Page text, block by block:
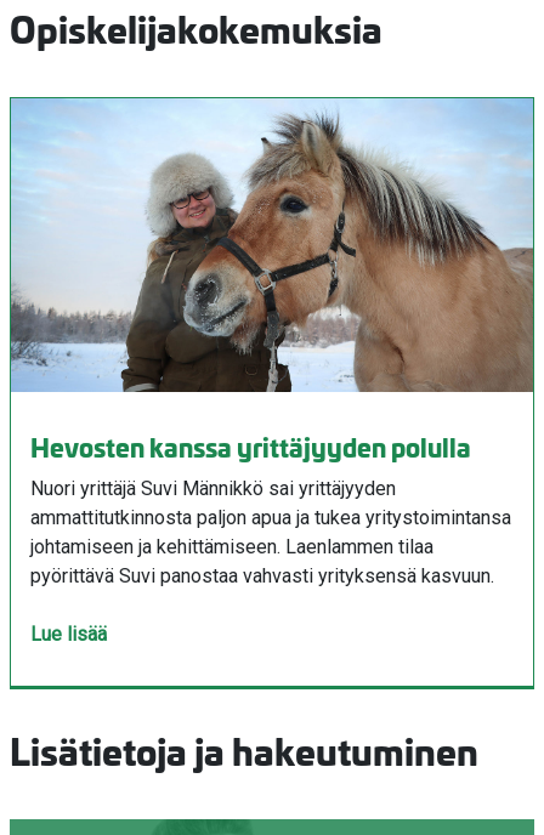
Opiskelijakokemuksia
Hevosten kanssa yrittäjyyden polulla
Nuori yrittäjä Suvi Männikkö sai yrittäjyyden
ammattitutkinnosta paljon apua ja tukea yritystoimintansa
johtamiseen ja kehittämiseen. Laenlammen tilaa
pyörittävä Suvi panostaa vahvasti yrityksensä kasvuun.
Lue lisää
Lisätietoja ja hakeutuminen